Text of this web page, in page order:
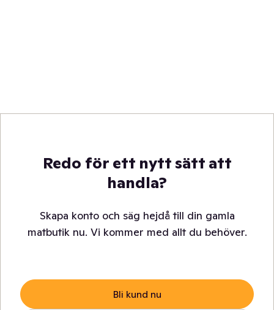
Redo för ett nytt sätt att
handla?
Skapa konto och säg hejdå till din gamla
matbutik nu. Vi kommer med allt du behöver.
Bli kund nu